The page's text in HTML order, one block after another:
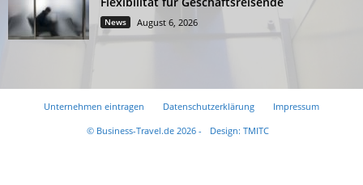
News August 6, 2026
Unternehmen eintragen Datenschutzerklärung
Impressum
© Business-Travel.de 2026 -
Design: TMITC